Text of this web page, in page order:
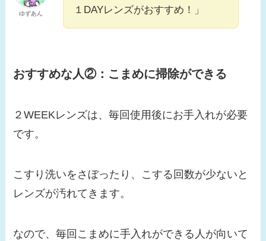
ゆずあん
１DAYレンズがおすすめ！」
おすすめな人②： こまめに掃除ができる
２WEEKレンズは、毎回使用後にお手入れが必要
です。
こすり洗いをさぼったり、こする回数が少ないと
レンズが汚れてきます。
なので、毎回こまめに手入れができる人が向いて